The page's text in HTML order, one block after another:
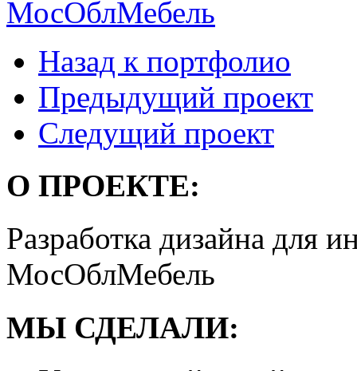
Назад к портфолио
Предыдущий проект
Следущий проект
О ПРОЕКТЕ:
Разработка дизайна для
МосОблМебель
МЫ СДЕЛАЛИ: